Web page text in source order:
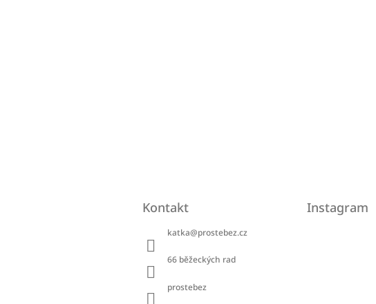
Kontakt
katka@prostebez.cz
66 běžeckých rad
prostebez
Instagram